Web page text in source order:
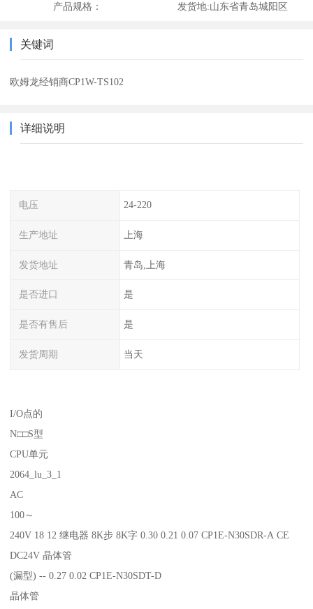
产品规格： 发货地:山东省青岛城阳区
关键词
欧姆龙经销商CP1W-TS102
详细说明
电压 24-220
生产地址 上海
发货地址 青岛,上海
是否进口 是
是否有售后 是
发货周期 当天
I/O点的
N□□S型
CPU单元
2064_lu_3_1
AC
100～
240V 18 12 继电器 8K步 8K字 0.30 0.21 0.07 CP1E-N30SDR-A CE
DC24V 晶体管
(漏型) -- 0.27 0.02 CP1E-N30SDT-D
晶体管